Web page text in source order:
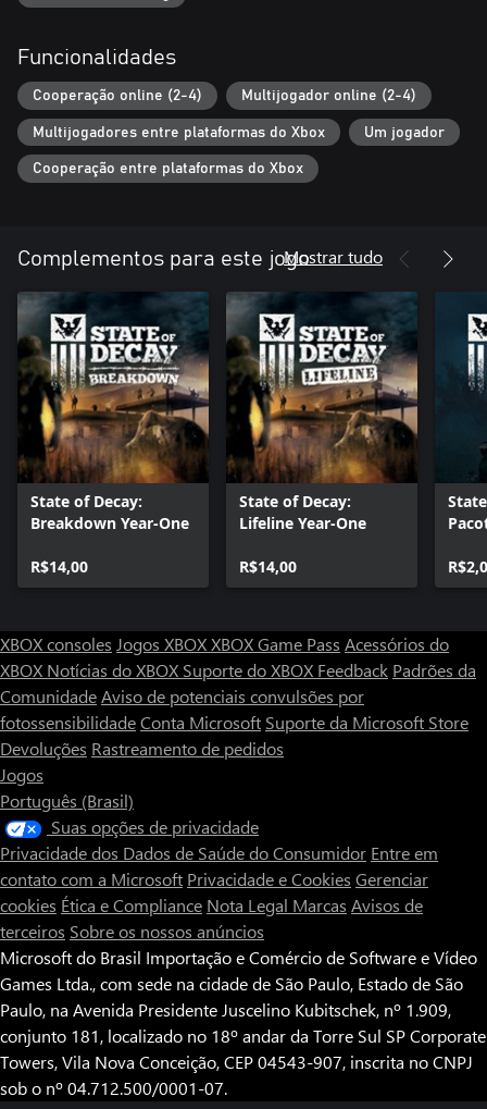
Novos recursos do Xbox One
armas e veículos. Capture seus momentos mais dramáticos com
a integração com o DVR do jogo.
Resista ao colapso da sociedade no melhor jogo de fantasia de
sobrevivência zumbi. Explore um mundo aberto cheio de perigos
e oportunidades que reagem às suas decisões. Recrute uma
comunidade de sobreviventes jogáveis, cada um com suas
ousadas de alimentos e munição e faça o que for preciso para
sobreviver mais um dia.
Funcionalidades
Cooperação online (2-4) Multijogador online (2-4)
Multijogadores entre plataformas do Xbox Um jogador
Cooperação entre plataformas do Xbox
Complementos para este jogoMostrar tudo
State of Decay:
Breakdown Year-One
R$14,00
State of Decay:
Lifeline Year-One
R$14,00
XBOX consoles Jogos XBOXXBOX Game Pass Acessórios do
XBOX Notícias do XBOX Suporte do XBOX Feedback Padrões da
ComunidadeAviso de potenciais convulsões por
fotossensibilidadeConta Microsoft Suporte da Microsoft Store
Devoluções Rastreamento de pedidos
Jogos
Português (Brasil)
Suas opções de privacidade
Privacidade dos Dados de Saúde do Consumidor Entre em
contato com a Microsoft Privacidade e Cookies Gerenciar
cookies Ética e Compliance Nota Legal Marcas Avisos de
terceiros Sobre os nossos anúncios
Microsoft do Brasil Importação e Comércio de Software e Vídeo
Games Ltda., com sede na cidade de São Paulo, Estado de São
Paulo, na Avenida Presidente Juscelino Kubitschek, nº 1.909,
conjunto 181, localizado no 18º andar da Torre Sul SP Corporate
Towers, Vila Nova Conceição, CEP 04543-907, inscrita no CNPJ
sob o nº 04.712.500/0001-07.